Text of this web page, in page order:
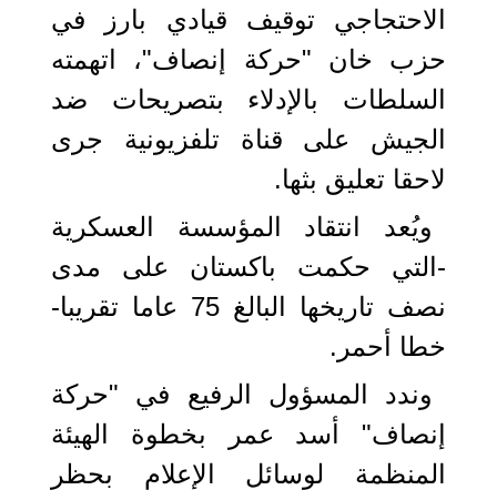
الاحتجاجي توقيف قيادي بارز في
حزب خان "حركة إنصاف"، اتهمته
السلطات بالإدلاء بتصريحات ضد
الجيش على قناة تلفزيونية جرى
لاحقا تعليق بثها.
ويُعد انتقاد المؤسسة العسكرية
-التي حكمت باكستان على مدى
نصف تاريخها البالغ 75 عاما تقريبا-
خطا أحمر.
وندد المسؤول الرفيع في "حركة
إنصاف" أسد عمر بخطوة الهيئة
المنظمة لوسائل الإعلام بحظر